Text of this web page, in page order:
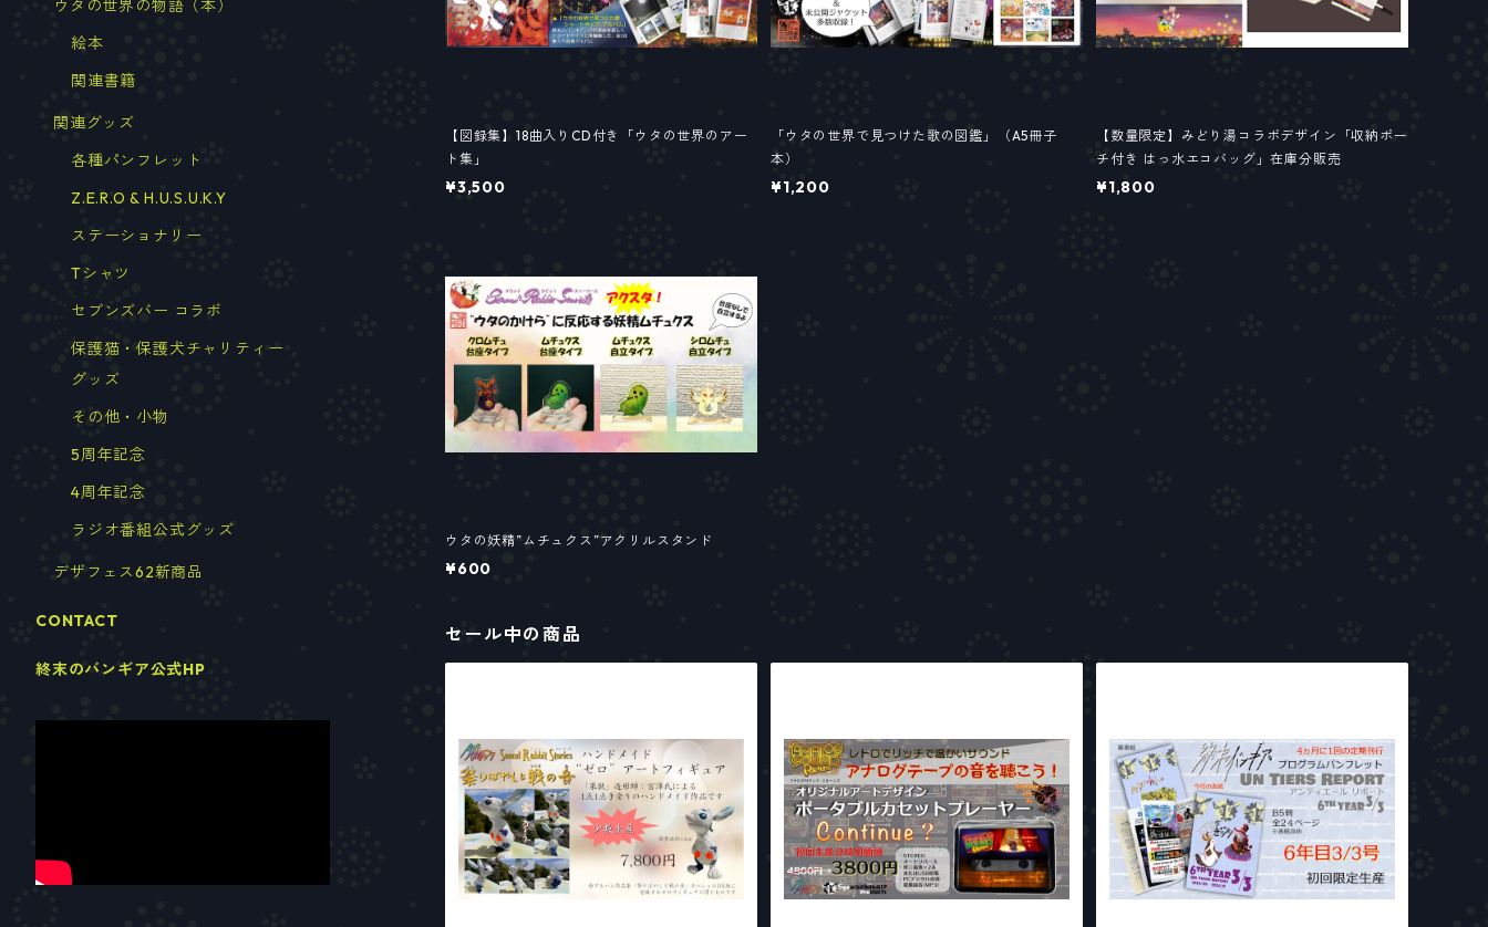
【図録集】18曲入りCD付き「ウタの世界のアー
ト集」
¥3,500
「ウタの世界で見つけた歌の図鑑」（A5冊子
本）
¥1,200
【数量限定】みどり湯コラボデザイン「収納ポー
チ付き はっ水エコバッグ」在庫分販売
¥1,800
ウタの妖精”ムチュクス”アクリルスタンド
¥600
セール中の商品
ウタの世界の物語（本）
絵本
関連書籍
関連グッズ
各種パンフレット
Z.E.R.O & H.U.S.U.K.Y
ステーショナリー
Tシャツ
セブンズバー コラボ
保護猫・保護犬チャリティー
グッズ
その他・小物
5周年記念
4周年記念
ラジオ番組公式グッズ
デザフェス62新商品
CONTACT
終末のバンギア公式HP